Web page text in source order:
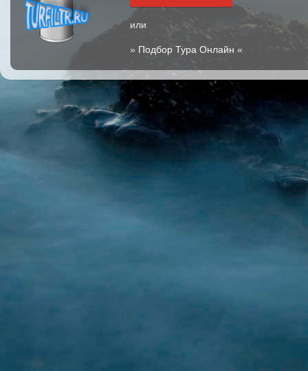
или
» Подбор Тура Онлайн «